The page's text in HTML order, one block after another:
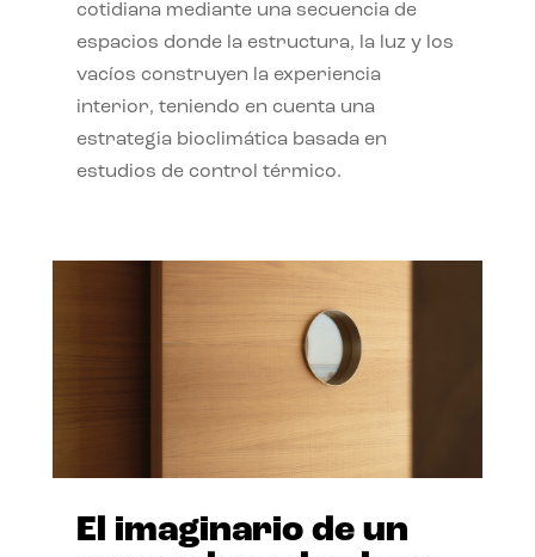
cotidiana mediante una secuencia de
espacios donde la estructura, la luz y los
vacíos construyen la experiencia
interior, teniendo en cuenta una
estrategia bioclimática basada en
estudios de control térmico.
El imaginario de un